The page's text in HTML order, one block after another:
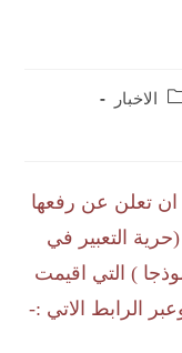
الاخبار
تعلن عن رفعها
التعبير في
) التي اقيمت